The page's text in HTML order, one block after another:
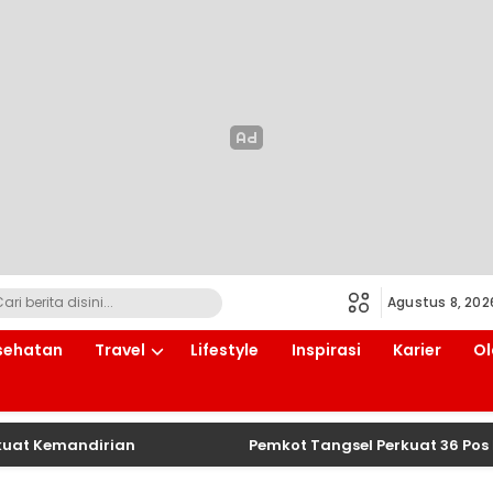
Agustus 8,
Travel Lifestyle Inspirasi Karier
Pemkot Tangsel Perkuat 36 Pos